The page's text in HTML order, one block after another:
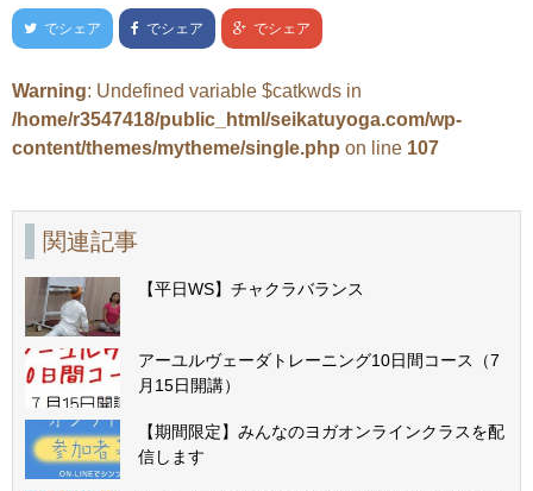
でシェア でシェア でシェア
Warning: Undefined variable $catkwds in
/home/r3547418/public_html/seikatuyoga.com/wp-
content/themes/mytheme/single.php on line 107
関連記事
【平日WS】チャクラバランス
アーユルヴェーダトレーニング10日間コース（7
月15日開講）
【期間限定】みんなのヨガオンラインクラスを配
信します